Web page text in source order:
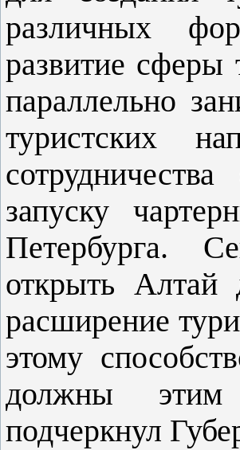
различных
развитие
параллельно
туристских
запуску
Петербурга.
открыть Алтай
расширение
этому
должны этим
подчеркнул